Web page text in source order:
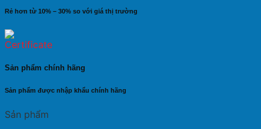
Rẻ hơn từ 10% – 30% so với giá thị trường
Sản phẩm chính hãng
Sản phẩm được nhập khẩu chính hãng
Sản phẩm